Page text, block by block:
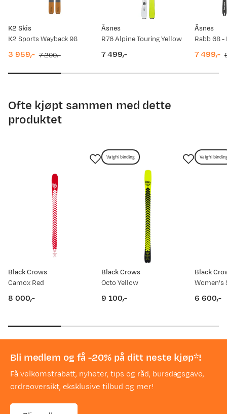
K2 Skis
K2 Sports Wayback 98
price
3 959,-
price
7 200,-
Åsnes
R76 Alpine Touring Yellow
7 499,-
Åsnes
7 499,-
price
Ofte kjøpt sammen med dette
produktet
Black Crows
Camox Red
8 000,-
Black Crows
Octo Yellow
Valgfri binding
9 100,-
Black
Valgfri
6 600,-
Bli medlem og få -20% på ditt neste kjøp*!
Få velkomstrabatt, nyheter, tips og råd, bursdagsgave,
ordreoversikt, eksklusive tilbud og mer!